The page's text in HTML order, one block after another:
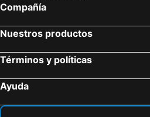
Hoteles en Curazao
Compañía
Nuestros productos
Términos y políticas
Ayuda